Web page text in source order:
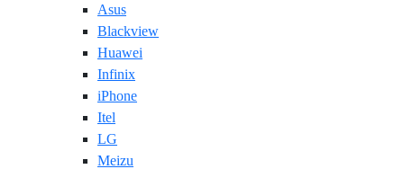
Asus
Blackview
Huawei
Infinix
iPhone
Itel
LG
Meizu